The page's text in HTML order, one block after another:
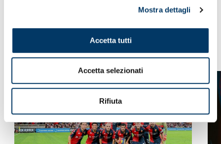
Mostra dettagli
Accetta tutti
Accetta selezionati
Rifiuta
VEDI ANCHE